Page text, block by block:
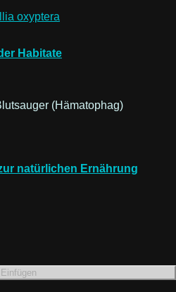
Habitate
(Hämatophag)
natürlichen Ernährung